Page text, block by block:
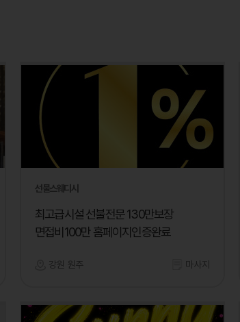
선물스웨디시
최고급시설 선불전문 130만보장
면접비100만 홈페이지인증완료
강원 원주 마사지